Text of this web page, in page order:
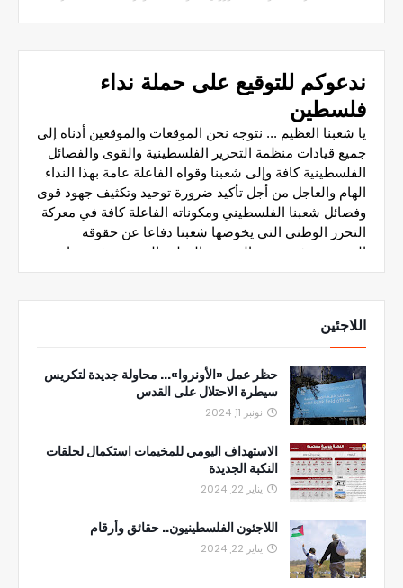
اللاجئين
حظر عمل «الأونروا»... محاولة جديدة لتكريس
سيطرة الاحتلال على القدس
نونبر 11, 2024
الاستهداف اليومي للمخيمات استكمال لحلقات
النكبة الجديدة
يناير 22, 2024
اللاجئون الفلسطينيون.. حقائق وأرقام
يناير 22, 2024